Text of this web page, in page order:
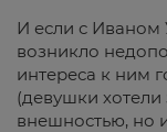
И если с Иваном
возникло
интереса к ним
(девушки хотели
внешностью, но